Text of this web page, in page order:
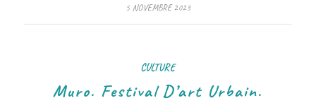
5 NOVEMBRE 2023
CULTURE
Muro. Festival D’art Urbain.